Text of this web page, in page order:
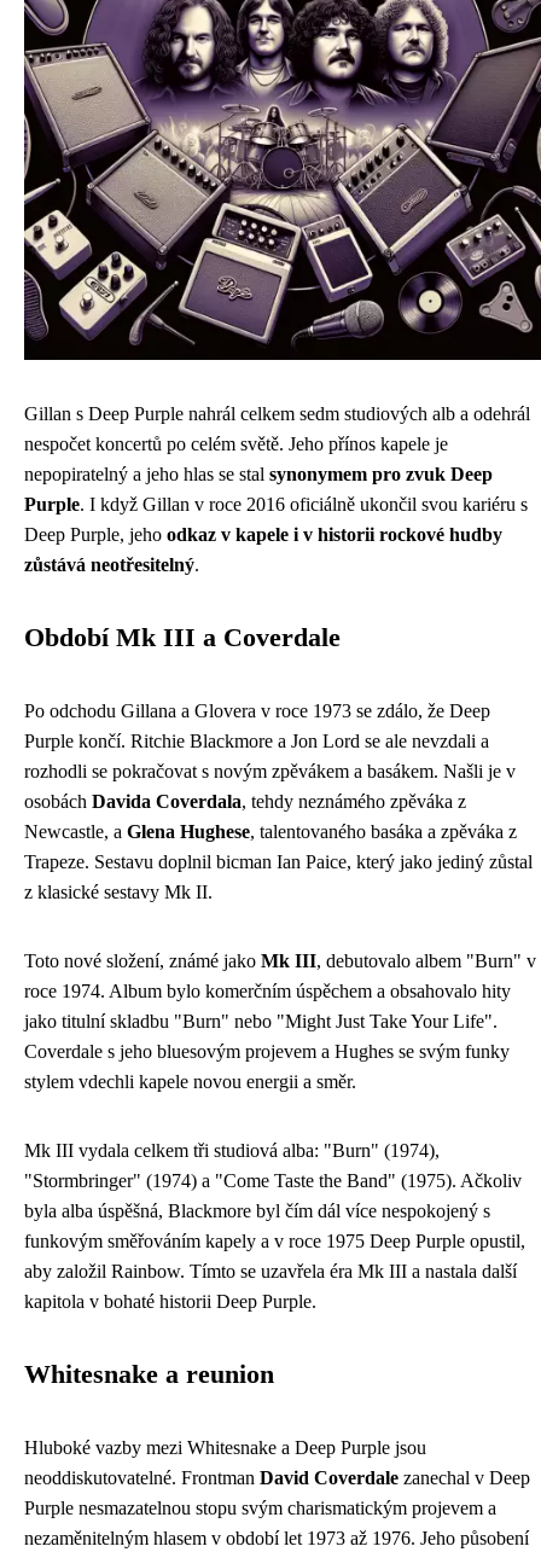
Gillan s Deep Purple nahrál celkem sedm studiových alb a odehrál
nespočet koncertů po celém světě. Jeho přínos kapele je
nepopiratelný a jeho hlas se stal synonymem pro zvuk Deep
Purple. I když Gillan v roce 2016 oficiálně ukončil svou kariéru s
Deep Purple, jeho odkaz v kapele i v historii rockové hudby
zůstává neotřesitelný.
Období Mk III a Coverdale
Po odchodu Gillana a Glovera v roce 1973 se zdálo, že Deep
Purple končí. Ritchie Blackmore a Jon Lord se ale nevzdali a
rozhodli se pokračovat s novým zpěvákem a basákem. Našli je v
osobách Davida Coverdala, tehdy neznámého zpěváka z
Newcastle, a Glena Hughese, talentovaného basáka a zpěváka z
Trapeze. Sestavu doplnil bicman Ian Paice, který jako jediný zůstal
z klasické sestavy Mk II.
Toto nové složení, známé jako Mk III, debutovalo albem "Burn" v
roce 1974. Album bylo komerčním úspěchem a obsahovalo hity
jako titulní skladbu "Burn" nebo "Might Just Take Your Life".
Coverdale s jeho bluesovým projevem a Hughes se svým funky
stylem vdechli kapele novou energii a směr.
Mk III vydala celkem tři studiová alba: "Burn" (1974),
"Stormbringer" (1974) a "Come Taste the Band" (1975). Ačkoliv
byla alba úspěšná, Blackmore byl čím dál více nespokojený s
funkovým směřováním kapely a v roce 1975 Deep Purple opustil,
aby založil Rainbow. Tímto se uzavřela éra Mk III a nastala další
kapitola v bohaté historii Deep Purple.
Whitesnake a reunion
Hluboké vazby mezi Whitesnake a Deep Purple jsou
neoddiskutovatelné. Frontman David Coverdale zanechal v Deep
Purple nesmazatelnou stopu svým charismatickým projevem a
nezaměnitelným hlasem v období let 1973 až 1976. Jeho působení